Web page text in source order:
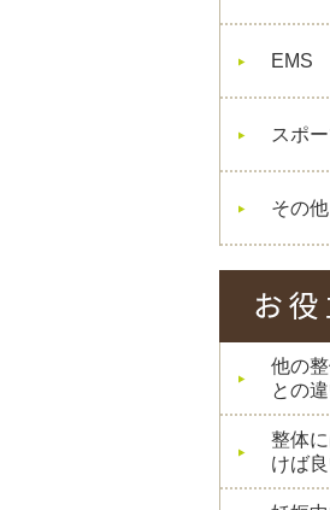
EMS
スポ
その他
他の
との
整体
けば